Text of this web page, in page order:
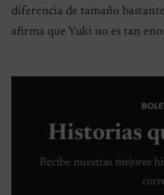
diferencia de tamaño
afirma que Yuki no es tan
Historias
Recibe nuestras mejores